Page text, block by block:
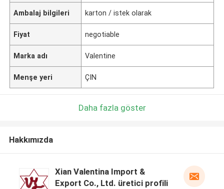
Ambalaj bilgileri karton / istek olarak
Fiyat negotiable
Marka adı Valentine
Menşe yeri ÇIN
Daha fazla göster
Hakkımızda
Xian Valentina Import &
Export Co., Ltd. üretici profili